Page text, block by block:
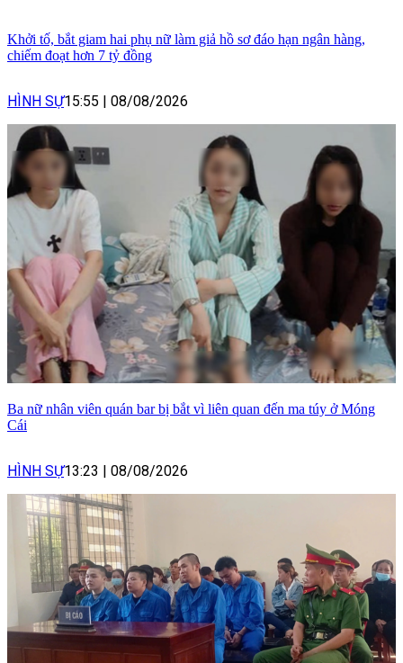
Khởi tố, bắt giam hai phụ nữ làm giả hồ sơ đáo hạn ngân hàng,
chiếm đoạt hơn 7 tỷ đồng
HÌNH SỰ15:55 08/08/2026
Ba nữ nhân viên quán bar bị bắt vì liên quan đến ma túy ở Móng
Cái
HÌNH SỰ13:23 08/08/2026